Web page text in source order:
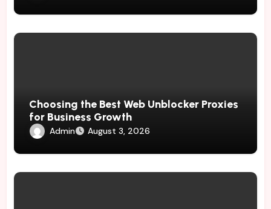
Choosing the Best Web Unblocker Proxies
for Business Growth
Admin August 3, 2026